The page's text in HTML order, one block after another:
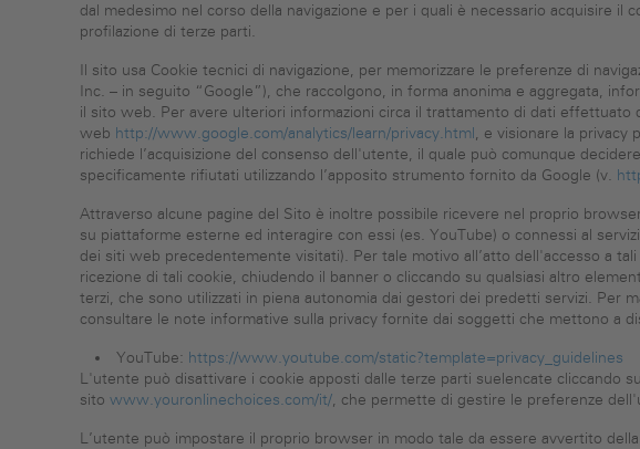
dal medesimo nel corso della navigazione e per i quali è necessario acquisire
profilazione di terze parti.
Il sito usa Cookie tecnici di navigazione, per memorizzare le preferenze di
Inc. – in seguito “Google”), che raccolgono, in forma anonima e aggregata,
il sito web. Per avere ulteriori informazioni circa il trattamento di dati effettuato
web http://www.google.com/analytics/learn/privacy.html, e visionare la privacy
richiede l’acquisizione del consenso dell'utente, il quale può comunque
specificamente rifiutati utilizzando l’apposito strumento fornito da Google (v.
Attraverso alcune pagine del Sito è inoltre possibile ricevere nel proprio
su piattaforme esterne ed interagire con essi (es. YouTube) o connessi al
dei siti web precedentemente visitati). Per tale motivo all’atto dell'accesso a
ricezione di tali cookie, chiudendo il banner o cliccando su qualsiasi altro
terzi, che sono utilizzati in piena autonomia dai gestori dei predetti servizi. Per
consultare le note informative sulla privacy fornite dai soggetti che mettono a
YouTube: https://www.youtube.com/static?template=privacy_guidelines
L'utente può disattivare i cookie apposti dalle terze parti suelencate cliccando
sito www.youronlinechoices.com/it/, che permette di gestire le preferenze
L’utente può impostare il proprio browser in modo tale da essere avvertito